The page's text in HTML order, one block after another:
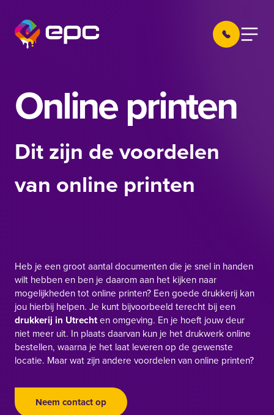
030 605 22
Online printen
Dit zijn de voordelen
van online printen
Heb je een groot aantal documenten die je snel in handen
wilt hebben en ben je daarom aan het kijken naar
mogelijkheden tot online printen? Een goede drukkerij kan
jou hierbij helpen. Je kunt bijvoorbeeld terecht bij een
drukkerij in Utrecht en omgeving. En je hoeft jouw deur
niet meer uit. In plaats daarvan kun je het drukwerk online
bestellen, waarna je het laat leveren op de gewenste
locatie. Maar wat zijn andere voordelen van online printen?
Neem contact op